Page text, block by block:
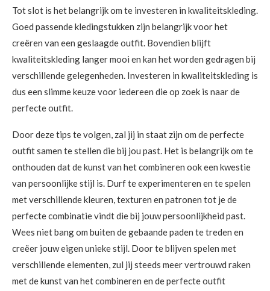
Tot slot is het belangrijk om te investeren in kwaliteitskleding.
Goed passende kledingstukken zijn belangrijk voor het
creëren van een geslaagde outfit. Bovendien blijft
kwaliteitskleding langer mooi en kan het worden gedragen bij
verschillende gelegenheden. Investeren in kwaliteitskleding is
dus een slimme keuze voor iedereen die op zoek is naar de
perfecte outfit.
Door deze tips te volgen, zal jij in staat zijn om de perfecte
outfit samen te stellen die bij jou past. Het is belangrijk om te
onthouden dat de kunst van het combineren ook een kwestie
van persoonlijke stijl is. Durf te experimenteren en te spelen
met verschillende kleuren, texturen en patronen tot je de
perfecte combinatie vindt die bij jouw persoonlijkheid past.
Wees niet bang om buiten de gebaande paden te treden en
creëer jouw eigen unieke stijl. Door te blijven spelen met
verschillende elementen, zul jij steeds meer vertrouwd raken
met de kunst van het combineren en de perfecte outfit